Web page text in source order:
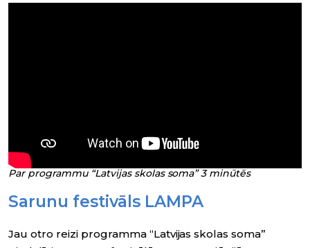
Par programmu “Latvijas skolas soma” 3 minūtēs
Sarunu festivāls LAMPA
Jau otro reizi programma “Latvijas skolas soma”